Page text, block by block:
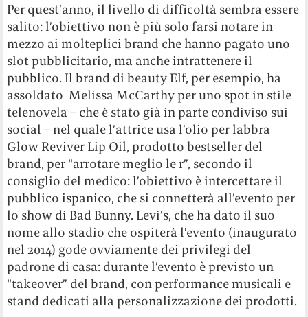
Per quest’anno, il livello di difficoltà sembra essere
salito: l’obiettivo non è più solo farsi notare in
mezzo ai molteplici brand che hanno pagato uno
slot pubblicitario, ma anche intrattenere il
pubblico. Il brand di beauty Elf, per esempio, ha
assoldato Melissa McCarthy per uno spot in stile
telenovela – che è stato già in parte condiviso sui
social – nel quale l’attrice usa l’olio per labbra
Glow Reviver Lip Oil, prodotto bestseller del
brand, per “arrotare meglio le r”, secondo il
consiglio del medico: l’obiettivo è intercettare il
pubblico ispanico, che si connetterà all’evento per
lo show di Bad Bunny. Levi’s, che ha dato il suo
nome allo stadio che ospiterà l’evento (inaugurato
nel 2014) gode ovviamente dei privilegi del
padrone di casa: durante l’evento è previsto un
“takeover” del brand, con performance musicali e
stand dedicati alla personalizzazione dei prodotti.